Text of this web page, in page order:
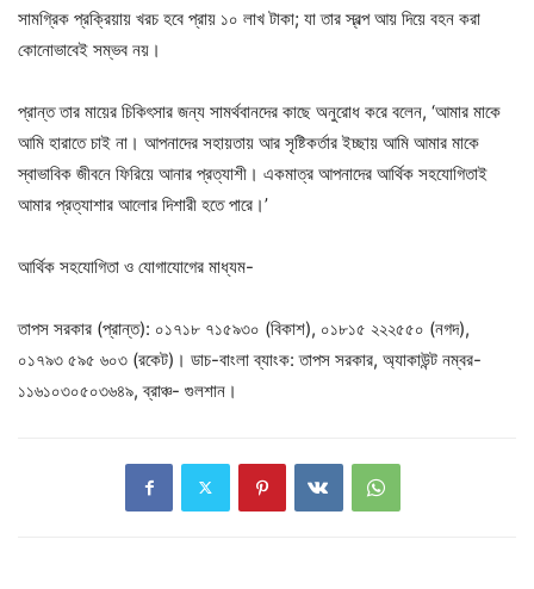
সামগ্রিক প্রক্রিয়ায় খরচ হবে প্রায় ১০ লাখ টাকা; যা তার স্বল্প আয় দিয়ে বহন করা
কোনোভাবেই সম্ভব নয়।
প্রান্ত তার মায়ের চিকিৎসার জন্য সামর্থবানদের কাছে অনুরোধ করে বলেন, ‘আমার মাকে
আমি হারাতে চাই না। আপনাদের সহায়তায় আর সৃষ্টিকর্তার ইচ্ছায় আমি আমার মাকে
স্বাভাবিক জীবনে ফিরিয়ে আনার প্রত্যাশী। একমাত্র আপনাদের আর্থিক সহযোগিতাই
আমার প্রত্যাশার আলোর দিশারী হতে পারে।’
আর্থিক সহযোগিতা ও যোগাযোগের মাধ্যম-
তাপস সরকার (প্রান্ত): ০১৭১৮ ৭১৫৯৩০ (বিকাশ), ০১৮১৫ ২২২৫৫০ (নগদ),
০১৭৯৩ ৫৯৫ ৬০৩ (রকেট)। ডাচ-বাংলা ব্যাংক: তাপস সরকার, অ্যাকাউন্ট নম্বর-
১১৬১০৩০৫০৩৬৪৯, ব্রাঞ্চ- গুলশান।